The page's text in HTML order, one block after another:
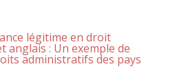
légitime en droit
anglais : Un exemple de
administratifs des pays